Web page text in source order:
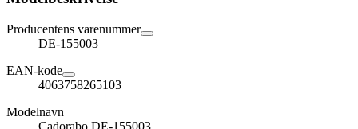
Producentens varenummer
DE-155003
EAN-kode
4063758265103
Modelnavn